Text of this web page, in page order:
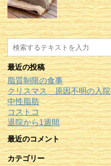
最近の投稿
脂質制限の食事
クリスマス 原因不明の入院
中性脂肪
コストコ
退院から1週間
最近のコメント
カテゴリー